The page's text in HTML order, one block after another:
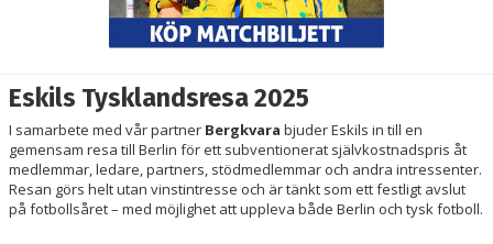
BILDER ESKILSCUPEN
PARTNERS
KALENDER
Eskils Tysklandsresa 2025
I samarbete med vår partner Bergkvara bjuder Eskils in till en
gemensam resa till Berlin för ett subventionerat självkostnadspris åt
medlemmar, ledare, partners, stödmedlemmar och andra intressenter.
Resan görs helt utan vinstintresse och är tänkt som ett festligt avslut
på fotbollsåret – med möjlighet att uppleva både Berlin och tysk fotboll.